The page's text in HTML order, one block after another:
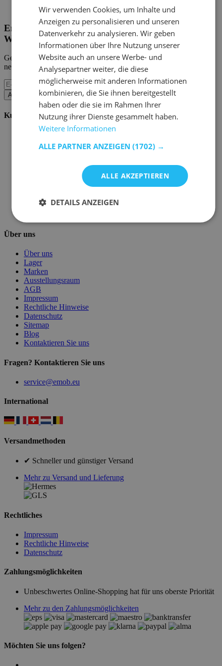
Home Emob|Mein Konto
Erhalten Sie unsere neuen Kollektionen und
Werbeaktionen.
Geben Sie uns Ihre E-Mail und Sie werden monatlich über die
neuesten Ereignisse informiert.
Abonnieren
Kundenservice
Zahlungsmöglichkeiten
Stornieren oder retournieren
Pflegehinweise
Paswort Vergessen?
Über uns
Über uns
Lager
Marken
Ausstellungsraum
AGB
Impressum
Rechtliche Hinweise
Datenschutz
Sitemap
Blog
Kontaktieren Sie uns
Fragen? Kontaktieren Sie uns
service@emob.eu
International
Versandmethoden
✔ Schneller und günstiger Versand
Mehr zu Versand und Lieferung
Rechtliches
Impressum
Rechtliche Hinweise
Datenschutz
Zahlungsmöglichkeiten
Unbeschwertes Online-Shopping hat für uns oberste Priorität
Mehr zu den Zahlungsmöglichkeiten
Möchten Sie uns folgen?
Wir verwenden Cookies, um Inhalte und
Anzeigen zu personalisieren und unseren
Datenverkehr zu analysieren. Wir geben
Informationen über Ihre Nutzung unserer
Website auch an unsere Werbe- und
Analysepartner weiter, die diese
möglicherweise mit anderen Informationen
kombinieren, die Sie ihnen bereitgestellt
haben oder die sie im Rahmen Ihrer
Nutzung ihrer Dienste gesammelt haben.
Weitere Informationen
ALLE PARTNER ANZEIGEN (1702) →
ALLE AKZEPTIEREN
DETAILS ANZEIGEN